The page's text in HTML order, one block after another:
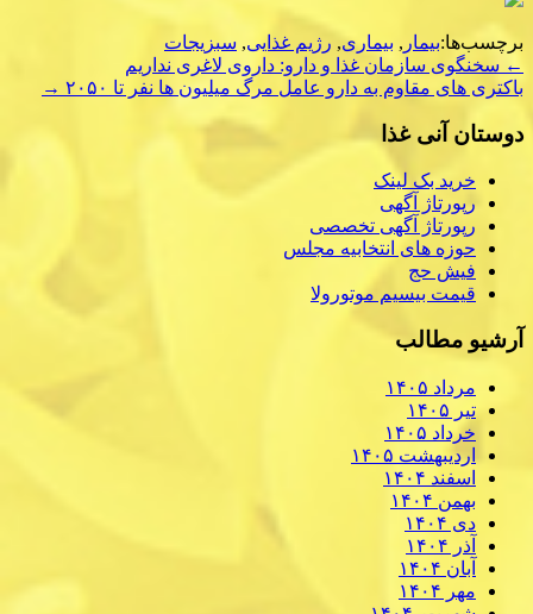
برچسب‌ها:بیمار , بیماری, رژیم غذایی, سبزیجات
Post
navigation
← سخنگوی سازمان غذا و دارو: داروی لاغری نداریم
باكتری های مقاوم به دارو عامل مرگ میلیون ها نفر تا ۲۰۵۰
→
دوستان آنی غذا
خرید بک لینک
رپورتاژ آگهی
رپورتاژ آگهی تخصصی
حوزه های انتخابیه مجلس
فیش حج
قیمت بیسیم موتورولا
آرشیو مطالب
مرداد ۱۴۰۵
تیر ۱۴۰۵
خرداد ۱۴۰۵
اردیبهشت ۱۴۰۵
اسفند ۱۴۰۴
بهمن ۱۴۰۴
دی ۱۴۰۴
آذر ۱۴۰۴
آبان ۱۴۰۴
مهر ۱۴۰۴